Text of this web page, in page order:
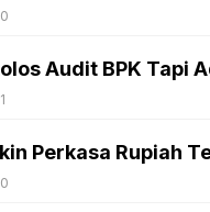
Audit BPK Tapi
Perkasa Rupiah